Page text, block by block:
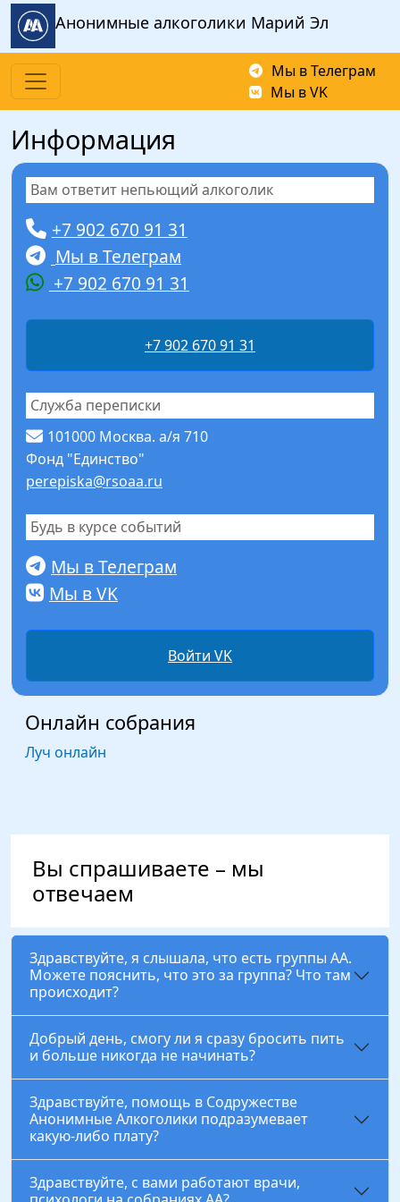
Перейти к основному содержанию
Анонимные алкоголики Марий Эл
Мы в Телеграм
Мы в VK
Информация
Вам ответит непьющий алкоголик
+7 902 670 91 31
Мы в Телеграм
+7 902 670 91 31
+7 902 670 91 31
Служба переписки
101000 Москва. а/я 710
Фонд "Единство"
perepiska@rsoaa.ru
Будь в курсе событий
Мы в Телеграм
Мы в VK
Войти VK
Онлайн собрания
Луч онлайн
Вы спрашиваете – мы
отвечаем
Здравствуйте, я слышала, что есть группы АА.
Можете пояснить, что это за группа? Что там
происходит?
Добрый день, смогу ли я сразу бросить пить
и больше никогда не начинать?
Здравствуйте, помощь в Содружестве
Анонимные Алкоголики подразумевает
какую-либо плату?
Здравствуйте, с вами работают врачи,